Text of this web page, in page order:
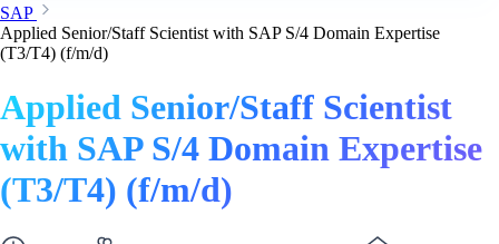
SAP
Applied Senior/Staff Scientist with SAP S/4 Domain Expertise
(T3/T4) (f/m/d)
Applied Senior/Staff Scientist
with SAP S/4 Domain Expertise
(T3/T4) (f/m/d)